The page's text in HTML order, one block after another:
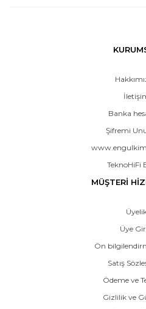
Banka
Şifremi
TeknoHiFi
MÜŞTERİ
Üye
Ön
Satış
Ödeme ve
Gizlilik ve